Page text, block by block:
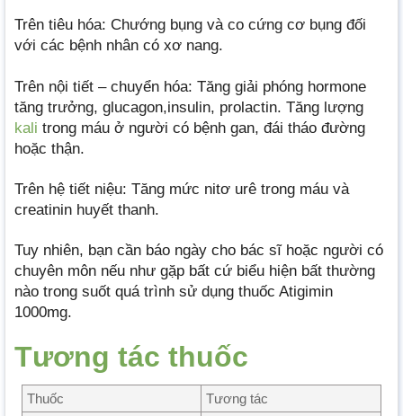
Trên tiêu hóa: Chướng bụng và co cứng cơ bụng đối
với các bệnh nhân có xơ nang.
Trên nội tiết – chuyển hóa: Tăng giải phóng hormone
tăng trưởng, glucagon,insulin, prolactin. Tăng lượng
kali trong máu ở người có bệnh gan, đái tháo đường
hoặc thận.
Trên hệ tiết niệu: Tăng mức nitơ urê trong máu và
creatinin huyết thanh.
Tuy nhiên, bạn cần báo ngày cho bác sĩ hoặc người có
chuyên môn nếu như gặp bất cứ biểu hiện bất thường
nào trong suốt quá trình sử dụng thuốc Atigimin
1000mg.
Tương tác thuốc
Thuốc
Tương tác